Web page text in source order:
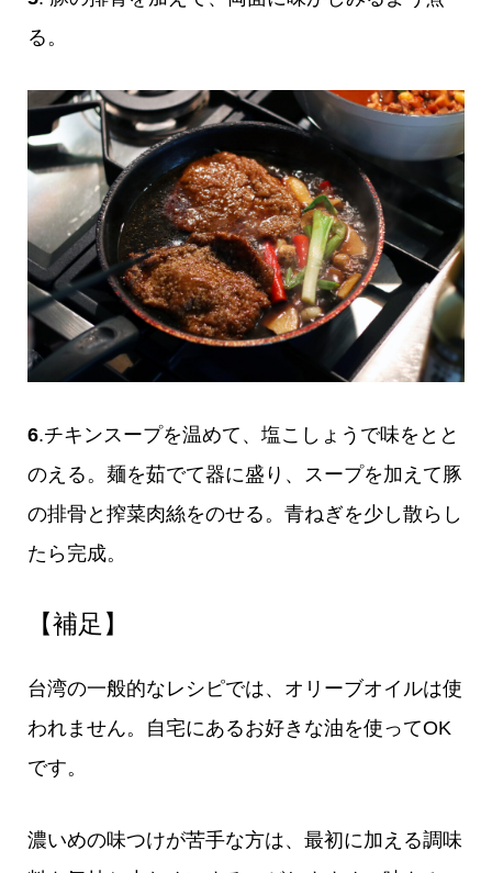
る。
6.チキンスープを温めて、塩こしょうで味をとと
のえる。麺を茹でて器に盛り、スープを加えて豚
の排骨と搾菜肉絲をのせる。青ねぎを少し散らし
たら完成。
【補足】
台湾の一般的なレシピでは、オリーブオイルは使
われません。自宅にあるお好きな油を使ってOK
です。
濃いめの味つけが苦手な方は、最初に加える調味